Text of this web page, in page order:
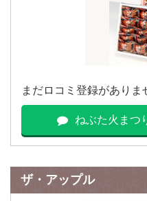
まだロコミ登録がありま
ねぶた火まつ
ザ・アップル